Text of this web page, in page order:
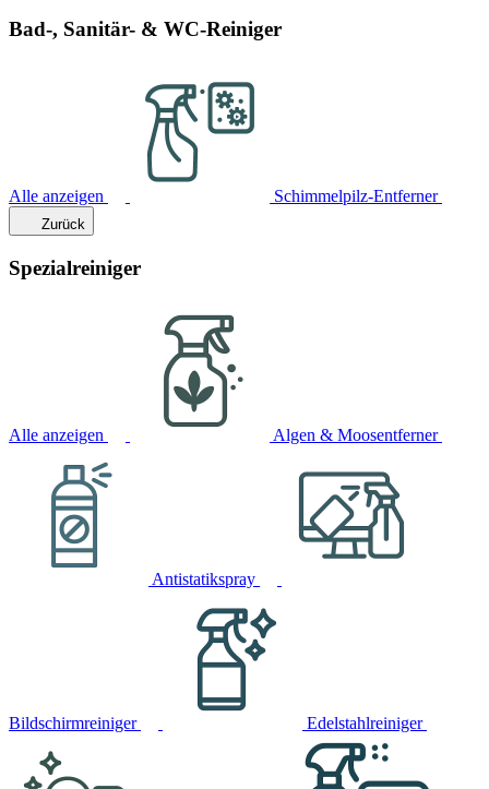
Bad-, Sanitär- & WC-Reiniger
Alle anzeigen Schimmelpilz-Entferner
Zurück
Spezialreiniger
Alle anzeigen Algen & Moosentferner
Antistatikspray
Bildschirmreiniger Edelstahlreiniger